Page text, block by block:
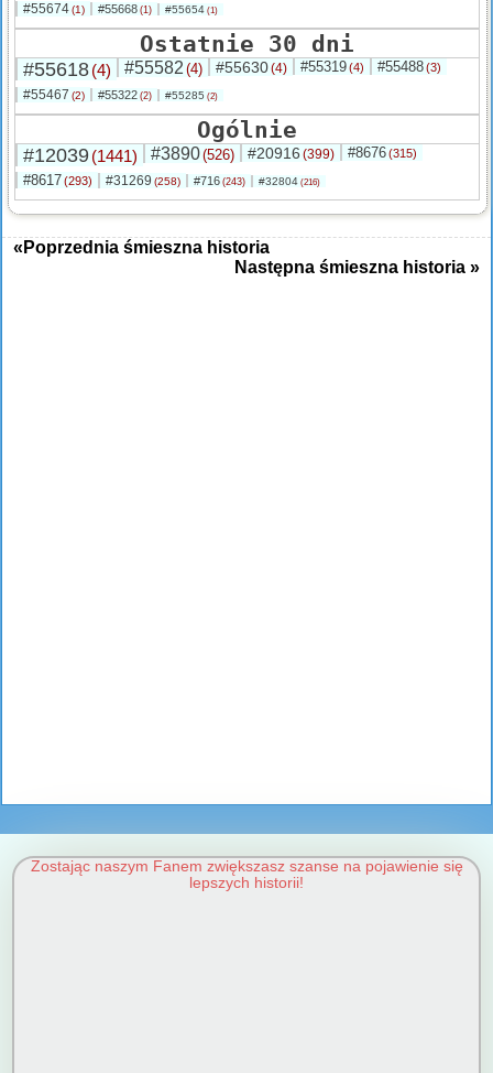
#55674(1) #55668 (1) #55654 (1)
Ostatnie 30 dni
#55618(4) #55582 (4) #55630(4) #55319(4) #55488(3)
#55467 (2) #55322 (2) #55285 (2)
Ogólnie
#12039(1441) #3890(526) #20916 (399) #8676(315)
#8617(293) #31269 (258) #716 (243) #32804 (216)
«Poprzednia śmieszna historia
Następna śmieszna historia »
Zostając naszym Fanem zwiększasz szanse na pojawienie się
lepszych historii!